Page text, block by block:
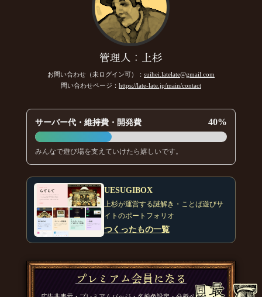
「ウミガメのスープは関係ありますか？」について、ゲーム
の進め方について「ｲｴｽ」と思っています
ご参加ありがとうございます [18年06月30日 11:06]
マックライク
参加します [18年06月30日 11:03]
参加させて頂きます[18年06月30日 11:03]
ご参加ありがとうございます[18年06月30日 10:51]
ブラックワトソン
参加しますー[18年06月30日 10:42]
ハルキ
ご参加ありがとうございます
[18年06月30日 10:11]
ちくわさん（本物）
ご参加ありがとうございます[18年06月30日 08:20]
管理人：上杉
お問い合わせ（未ログイン可）： suihei.latelate@gmail.com
問い合わせページ： https://late-late.jp/main/contact
サーバー代・維持費・開発費 40%
みんなで遊び場を支えていけたら嬉しいです。
UESUGIBOX
上杉が運営する謎解き・ことば遊びサ
イトのポートフォリオ
つくったもの一覧
プレミアム会員になる